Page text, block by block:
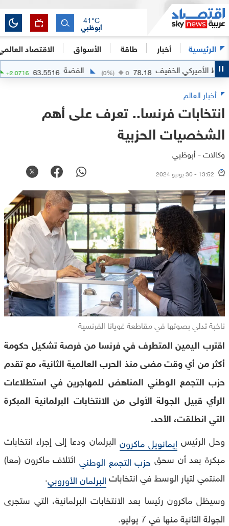
الرئيسية أخبار طاقة الأسواق الاقتصاد
أبوظبي
41°C
الخفيف 78.18
0
( 0%) الفضة 63.5516
+2.0716
3.37%)
أخبار العالم
انتخابات فرنسا.. تعرف على أهم
الشخصيات الحزبية
وكالات - أبوظبي
13:52 - 30 يونيو 2024
ناخبة تدلي بصوتها في مقاطعة غويانا الفرنسية
اقترب اليمين المتطرف في فرنسا من فرصة تشكيل حكومة
أكثر من أي وقت مضى منذ الحرب العالمية الثانية، مع تقدم
حزب التجمع الوطني المناهض للمهاجرين في استطلاعات
الرأي قبيل الجولة الأولى من الانتخابات البرلمانية المبكرة
التي انطلقت، الأحد.
وحل الرئيس إيمانويل ماكرون البرلمان ودعا إلى إجراء انتخابات
مبكرة بعد أن سحق حزب التجمع الوطني ائتلاف ماكرون (معا)
المنتمي لتيار الوسط في انتخاباتالبرلمان الأوروبي.
وسيظل ماكرون رئيسا بعد الانتخابات البرلمانية، التي ستجرى
الجولة الثانية منها في 7 يوليو.